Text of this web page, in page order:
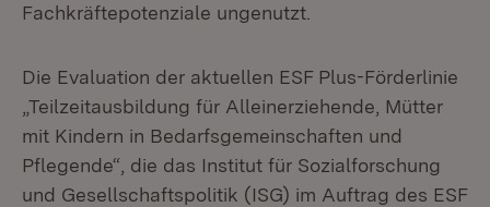
Fachkräftepotenziale ungenutzt.
Die Evaluation der aktuellen ESF Plus-Förderlinie
„Teilzeitausbildung für Alleinerziehende, Mütter
mit Kindern in Bedarfsgemeinschaften und
Pflegende“, die das Institut für Sozialforschung
und Gesellschaftspolitik (ISG) im Auftrag des ESF